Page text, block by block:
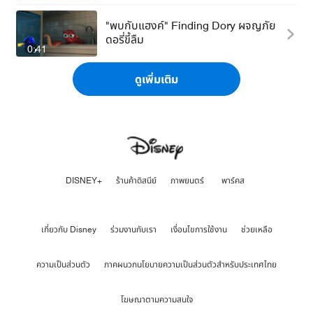
0:41
"พบกับแฮงค์" Finding Dory ผจญภัย
ดอรี่ขี้ลืม
ดูเพิ่มเติม
DISNEY+ ร้านค้าดิสนีย์ ภาพยนตร์ พาร์คส
เกี่ยวกับ Disney ร่วมงานกับเรา เงื่อนไขการใช้งาน ช่วยเหลือ
ความเป็นส่วนตัว ภาคผนวกนโยบายความเป็นส่วนตัวสำหรับประเทศไทย
โฆษณาตามความสนใจ